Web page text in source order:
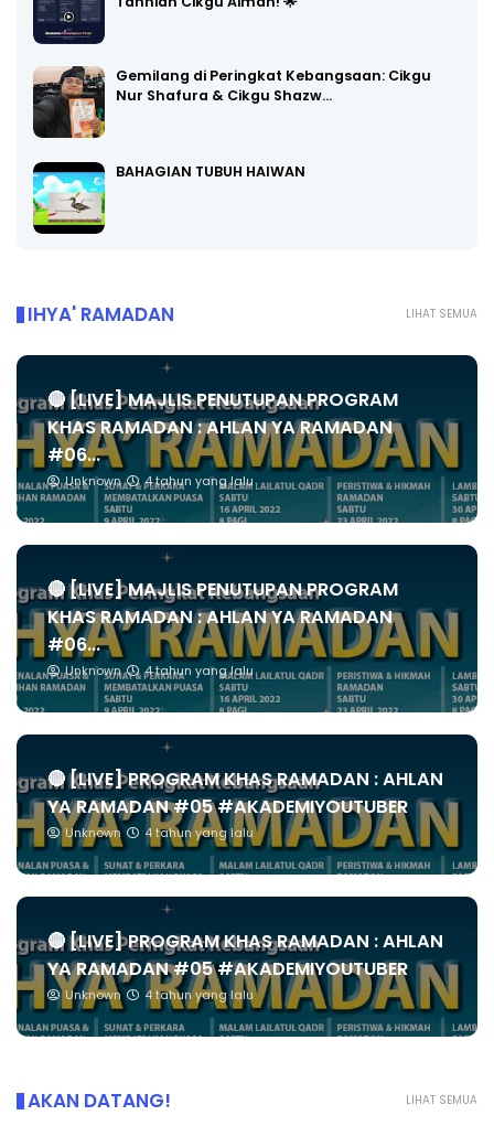
Gemilang di Peringkat Kebangsaan: Cikgu
Nur Shafura & Cikgu Shazw…
BAHAGIAN TUBUH HAIWAN
LIHAT SEMUA
IHYA' RAMADAN
🔴 [LIVE] MAJLIS PENUTUPAN PROGRAM
KHAS RAMADAN : AHLAN YA RAMADAN
#06...
Unknown 4 tahun yang lalu
🔴 [LIVE] MAJLIS PENUTUPAN PROGRAM
KHAS RAMADAN : AHLAN YA RAMADAN
#06...
Unknown 4 tahun yang lalu
🔴 [LIVE] PROGRAM KHAS RAMADAN : AHLAN
YA RAMADAN #05 #AKADEMIYOUTUBER
Unknown 4 tahun yang lalu
🔴 [LIVE] PROGRAM KHAS RAMADAN : AHLAN
YA RAMADAN #05 #AKADEMIYOUTUBER
Unknown 4 tahun yang lalu
LIHAT SEMUA
AKAN DATANG!